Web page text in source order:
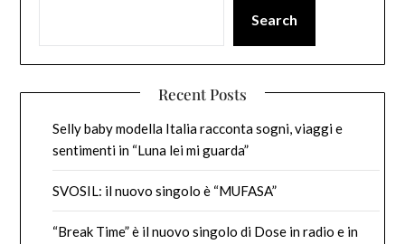
Search
Recent Posts
Selly baby modella Italia racconta sogni, viaggi e
sentimenti in “Luna lei mi guarda”
SVOSIL: il nuovo singolo è “MUFASA”
“Break Time” è il nuovo singolo di Dose in radio e in